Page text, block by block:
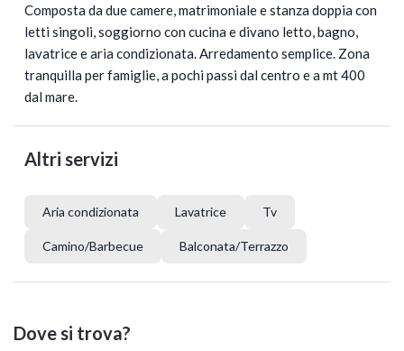
Composta da due camere, matrimoniale e stanza doppia con
letti singoli, soggiorno con cucina e divano letto, bagno,
lavatrice e aria condizionata. Arredamento semplice. Zona
tranquilla per famiglie, a pochi passi dal centro e a mt 400
dal mare.
Altri servizi
Aria condizionata Lavatrice Tv
Camino/Barbecue Balconata/Terrazzo
Dove si trova?